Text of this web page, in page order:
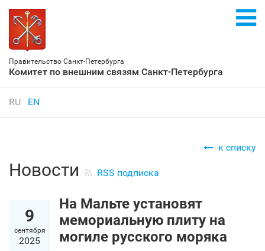
Правительство Санкт‑Петербурга
Комитет по внешним связям Санкт‑Петербурга
RU EN
к списку
Новости RSS подписка
9
сентября
2025
На Мальте установят
мемориальную плиту на
могиле русского моряка